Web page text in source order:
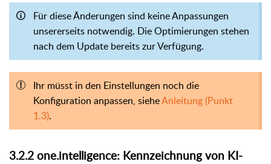
Für diese Änderungen sind keine Anpassungen
unsererseits notwendig. Die Optimierungen stehen
nach dem Update bereits zur Verfügung.
Ihr müsst in den Einstellungen noch die
Konfiguration anpassen, sieheAnleitung (Punkt
1.3).
3.2.2 one.intelligence: Kennzeichnung von KI-